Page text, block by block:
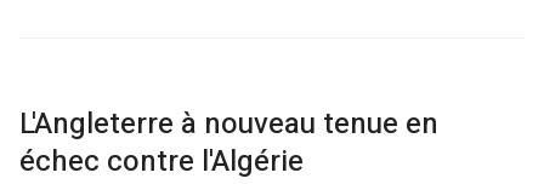
L'Angleterre à nouveau tenue en
échec contre l'Algérie